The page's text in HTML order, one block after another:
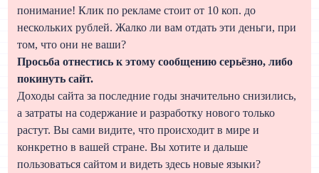
понимание! Клик по рекламе стоит от 10 коп. до
нескольких рублей. Жалко ли вам отдать эти деньги, при
том, что они не ваши?
Просьба отнестись к этому сообщению серьёзно, либо
покинуть сайт.
Доходы сайта за последние годы значительно снизились,
а затраты на содержание и разработку нового только
растут. Вы сами видите, что происходит в мире и
конкретно в вашей стране. Вы хотите и дальше
пользоваться сайтом и видеть здесь новые языки?